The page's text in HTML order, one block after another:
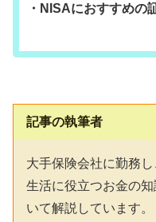
・NISAにおすすめの
記事の執筆者
大手保険会社に勤務
生活に役立つお金の
いて解説しています。